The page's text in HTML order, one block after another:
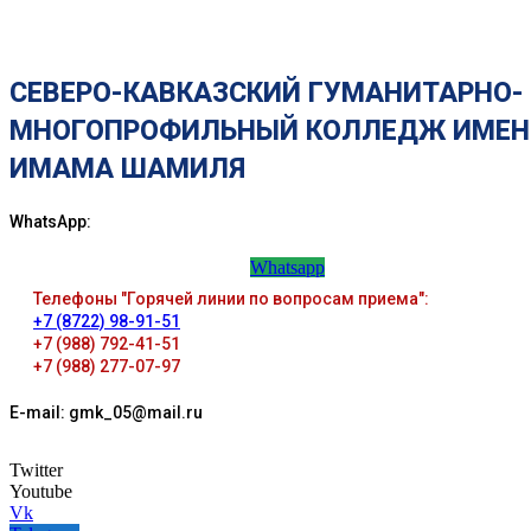
СЕВЕРО-КАВКАЗСКИЙ ГУМАНИТАРНО-
МНОГОПРОФИЛЬНЫЙ КОЛЛЕДЖ
ИМАМА ШАМИЛЯ
WhatsApp:
Whatsapp
Телефоны "Горячей линии по вопросам приема":
+7 (8722) 98-91-51
+7 (988) 792-41-51
+7 (988) 277-07-97
E-mail: gmk_05@mail.ru
Twitter
Youtube
Vk